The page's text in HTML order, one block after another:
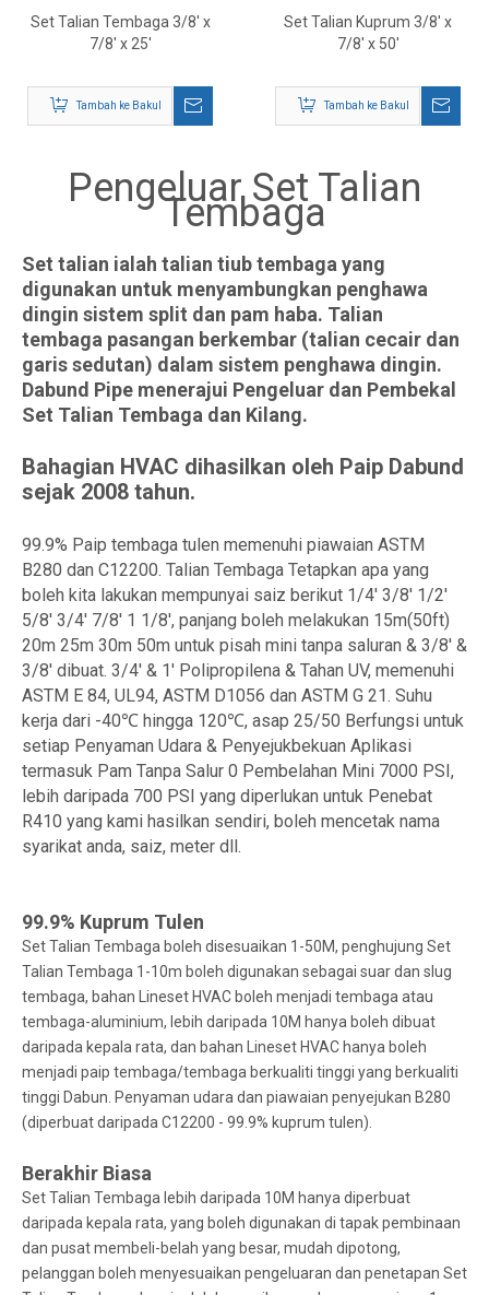
Set Talian Tembaga 3/8' x
7/8' x 25'
Tambah ke Bakul
Set Talian Kuprum 3/8' x
7/8' x 50'
Tambah ke Bakul
Pengeluar Set Talian
Tembaga
Set talian ialah talian tiub tembaga yang
digunakan untuk menyambungkan penghawa
dingin sistem split dan pam haba. Talian
tembaga pasangan berkembar (talian cecair dan
garis sedutan) dalam sistem penghawa dingin.
Dabund Pipe menerajui Pengeluar dan Pembekal
Set Talian Tembaga dan Kilang.
Bahagian HVAC dihasilkan oleh Paip Dabund
sejak 2008 tahun.
99.9% Paip tembaga tulen memenuhi piawaian ASTM
B280 dan C12200. Talian Tembaga Tetapkan apa yang
boleh kita lakukan mempunyai saiz berikut 1/4' 3/8' 1/2'
5/8' 3/4' 7/8' 1 1/8', panjang boleh melakukan 15m(50ft)
20m 25m 30m 50m untuk pisah mini tanpa saluran & 3/8' &
3/8' dibuat. 3/4' & 1' Polipropilena & Tahan UV, memenuhi
ASTM E 84, UL94, ASTM D1056 dan ASTM G 21. Suhu
kerja dari -40℃ hingga 120℃, asap 25/50 Berfungsi untuk
setiap Penyaman Udara & Penyejukbekuan Aplikasi
termasuk Pam Tanpa Salur 0 Pembelahan Mini 7000 PSI,
lebih daripada 700 PSI yang diperlukan untuk Penebat
R410 yang kami hasilkan sendiri, boleh mencetak nama
syarikat anda, saiz, meter dll.
99.9% Kuprum Tulen
Set Talian Tembaga boleh disesuaikan 1-50M, penghujung Set
Talian Tembaga 1-10m boleh digunakan sebagai suar dan slug
tembaga, bahan Lineset HVAC boleh menjadi tembaga atau
tembaga-aluminium, lebih daripada 10M hanya boleh dibuat
daripada kepala rata, dan bahan Lineset HVAC hanya boleh
menjadi paip tembaga/tembaga berkualiti tinggi yang berkualiti
tinggi Dabun. Penyaman udara dan piawaian penyejukan B280
(diperbuat daripada C12200 - 99.9% kuprum tulen).
Berakhir Biasa
Set Talian Tembaga lebih daripada 10M hanya diperbuat
daripada kepala rata, yang boleh digunakan di tapak pembinaan
dan pusat membeli-belah yang besar, mudah dipotong,
pelanggan boleh menyesuaikan pengeluaran dan penetapan Set